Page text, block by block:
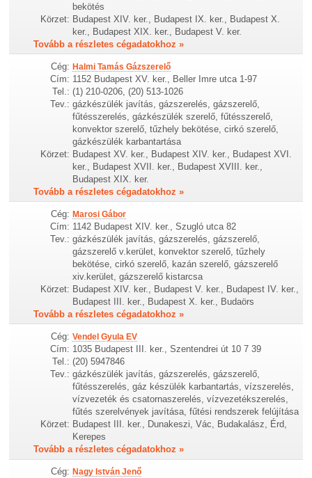
bekötés
Körzet: Budapest XIV. ker., Budapest IX. ker., Budapest X.
ker., Budapest XIX. ker., Budapest V. ker.
Tovább a részletes cégadatokhoz »
Cég: Halmi Tamás Gázszerelő
Cím: 1152 Budapest XV. ker., Beller Imre utca 1-97
Tel.: (1) 210-0206, (20) 513-1026
Tev.: gázkészülék javítás, gázszerelés, gázszerelő,
fűtésszerelés, gázkészülék szerelő, fűtésszerelő,
konvektor szerelő, tűzhely bekötése, cirkó szerelő,
gázkészülék karbantartása
Körzet: Budapest XV. ker., Budapest XIV. ker., Budapest XVI.
ker., Budapest XVII. ker., Budapest XVIII. ker.,
Budapest XIX. ker.
Tovább a részletes cégadatokhoz »
Cég: Marosi Gábor
Cím: 1142 Budapest XIV. ker., Szugló utca 82
Tev.: gázkészülék javítás, gázszerelés, gázszerelő,
gázszerelő v.kerület, konvektor szerelő, tűzhely
bekötése, cirkó szerelő, kazán szerelő, gázszerelő
xiv.kerület, gázszerelő kistarcsa
Körzet: Budapest XIV. ker., Budapest V. ker., Budapest IV. ker.,
Budapest III. ker., Budapest X. ker., Budaörs
Tovább a részletes cégadatokhoz »
Cég: Vendel Gyula EV
Cím: 1035 Budapest III. ker., Szentendrei út 10 7 39
Tel.: (20) 5947846
Tev.: gázkészülék javítás, gázszerelés, gázszerelő,
fűtésszerelés, gáz készülék karbantartás, vízszerelés,
vízvezeték és csatornaszerelés, vízvezetékszerelés,
fűtés szerelvények javítása, fűtési rendszerek felújítása
Körzet: Budapest III. ker., Dunakeszi, Vác, Budakalász, Érd,
Kerepes
Tovább a részletes cégadatokhoz »
Cég: Nagy István Jenő